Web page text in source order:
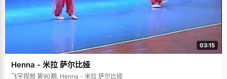
03:15
Henna - 米拉 萨尔比娅
飞宇视频 第90期, Henna - 米拉 萨尔比娅